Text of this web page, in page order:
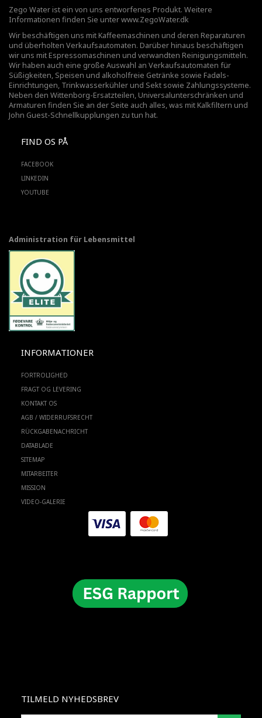
Zego Water ist ein von uns entworfenes Produkt. Weitere
Informationen finden Sie unterwww.ZegoWater.dk
Wir beschäftigen uns mit Kaffeemaschinen und deren Reparaturen
und überholten Verkaufsautomaten. Darüber hinaus beschäftigen
wir uns mit Espressomaschinen und verwandten Reinigungsmitteln.
Wir haben auch eine große Auswahl an Verkaufsautomaten für
Süßigkeiten, Speisen und alkoholfreie Getränke sowie Fadøls-
Einrichtungen, Trinkwasserkühler und Sekt sowie Zahlungssysteme.
Neben den Wittenborg-Ersatzteilen, Universalunterschränken und
Armaturen finden Sie an der Seite auch alles, was mit Kalkfiltern und
John Guest-Schnellkupplungen zu tun hat.
FIND OS PÅ
FACEBOOK
LINKEDIN
YOUTUBE
Administration für Lebensmittel
INFORMATIONER
FORTROLIGHED
FRAGT OG LEVERING
KONTAKT OS
AGB / WIDERRUFSRECHT
RÜCKGABENACHRICHT
DATABLADE
SITEMAP
MITARBEITER
MISSION
VIDEO-GALERIE
TILMELD NYHEDSBREV